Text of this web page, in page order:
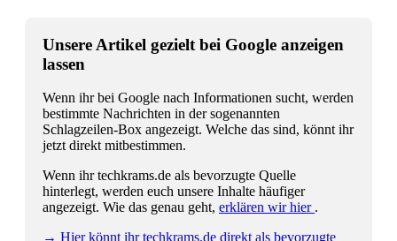
Unsere Artikel gezielt bei Google anzeigen
lassen
Wenn ihr bei Google nach Informationen sucht, werden
bestimmte Nachrichten in der sogenannten
Schlagzeilen-Box angezeigt. Welche das sind, könnt ihr
jetzt direkt mitbestimmen.
Wenn ihr techkrams.de als bevorzugte Quelle
hinterlegt, werden euch unsere Inhalte häufiger
angezeigt. Wie das genau geht, erklären wir hier .
→ Hier könnt ihr techkrams.de direkt als bevorzugte